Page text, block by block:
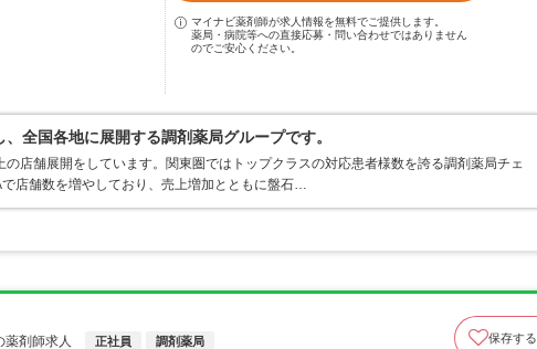
マイナビ薬剤師が求人情報を無料でご提供します。
薬局・病院等への直接応募・問い合わせではありません
のでご安心ください。
全国各地に展開する調剤薬局グループです。
店舗展開をしています。関東圏ではトップクラスの対応患者様数を誇る調剤薬局チェ
店舗数を増やしており、売上増加とともに盤石…
剤師求人
正社員 調剤薬局 保存する